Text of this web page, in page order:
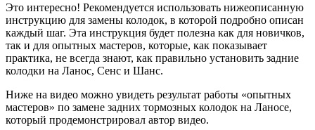
Это интересно! Рекомендуется использовать нижеописанную
инструкцию для замены колодок, в которой подробно описан
каждый шаг. Эта инструкция будет полезна как для новичков,
так и для опытных мастеров, которые, как показывает
практика, не всегда знают, как правильно установить задние
колодки на Ланос, Сенс и Шанс.
Ниже на видео можно увидеть результат работы «опытных
мастеров» по замене задних тормозных колодок на Ланосе,
который продемонстрировал автор видео.